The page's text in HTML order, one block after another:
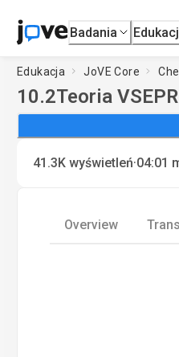
Badania
Edukacja JoVE Core
10.2Teoria
41.3K wyświetleń·04:01
Overview